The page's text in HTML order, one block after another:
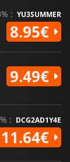
: YU3SUMMER
8.95€
9.49€
: DCG2AD1Y4E
11.64€